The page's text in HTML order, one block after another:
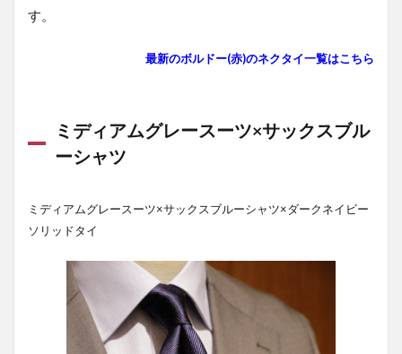
す。
最新のボルドー(赤)のネクタイ一覧はこちら
ミディアムグレースーツ×サックスブル
ーシャツ
ミディアムグレースーツ×サックスブルーシャツ×ダークネイビー
ソリッドタイ